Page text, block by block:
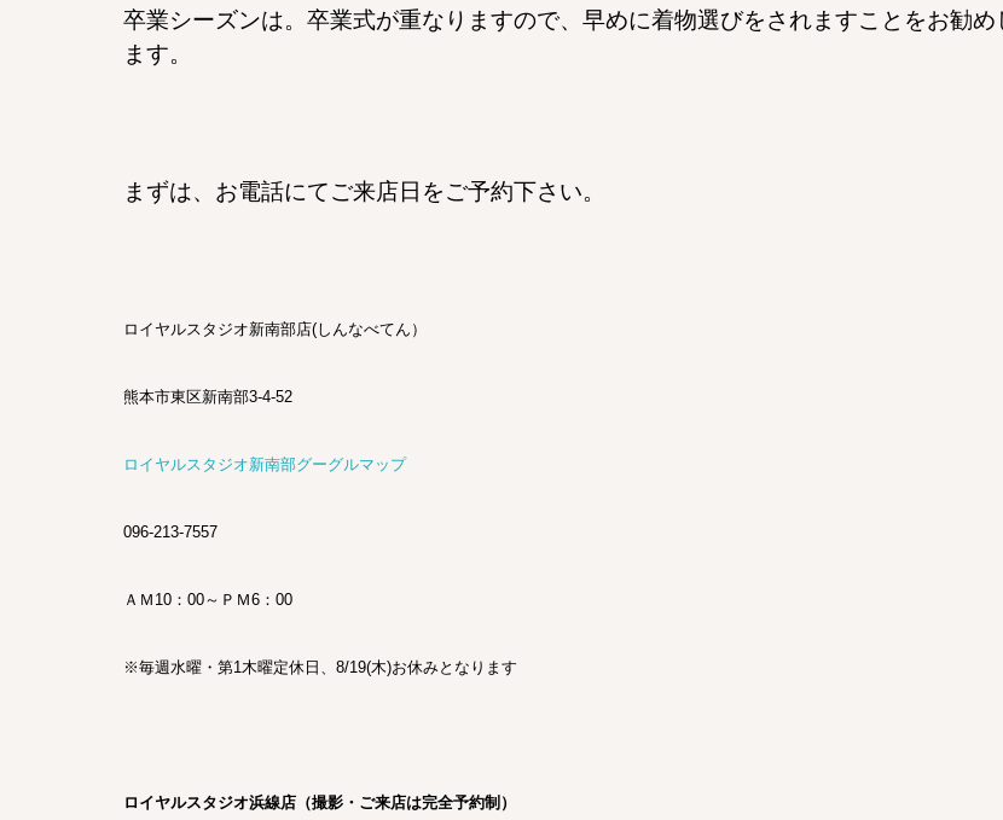
卒業シーズンは。卒業式が重なりますので、早めに着物選びをされますことをお勧め
ます。
まずは、お電話にてご来店日をご予約下さい。
ロイヤルスタジオ新南部店(しんなべてん）
熊本市東区新南部3-4-52
ロイヤルスタジオ新南部グーグルマップ
096-213-7557
ＡＭ10：00～ＰＭ6：00
※毎週水曜・第1木曜定休日、8/19(木)お休みとなります
ロイヤルスタジオ浜線店（撮影・ご来店は完全予約制）